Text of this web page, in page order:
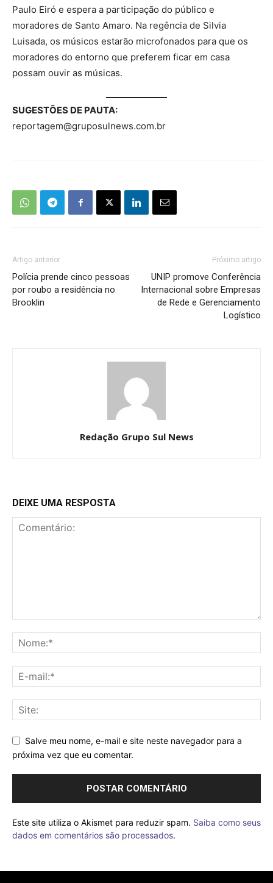
Paulo Eiró e espera a participação do público e
moradores de Santo Amaro. Na regência de Silvia
Luisada, os músicos estarão microfonados para que os
moradores do entorno que preferem ficar em casa
possam ouvir as músicas.
SUGESTÕES DE PAUTA:
reportagem@gruposulnews.com.br
Artigo anterior
Polícia prende cinco pessoas
por roubo a residência no
Brooklin
Próximo artigo
UNIP promove Conferência
Internacional sobre Empresas
de Rede e Gerenciamento
Logístico
Redação Grupo Sul News
DEIXE UMA RESPOSTA
Salve meu nome, e-mail e site neste navegador para a
próxima vez que eu comentar.
Este site utiliza o Akismet para reduzir spam. Saiba como seus
dados em comentários são processados.